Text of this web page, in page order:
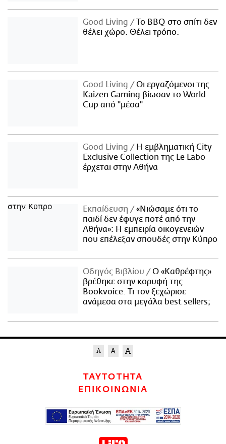
Good Living
Το BBQ στο σπίτι δεν
θέλει χώρο. Θέλει τρόπο.
Good Living
Οι εργαζόμενοι της
Kaizen Gaming βίωσαν το World
Cup από "μέσα"
Good Living
Η εμβληματική City
Exclusive Collection της Le Labo
έρχεται στην Αθήνα
Εκπαίδευση
«Νιώσαμε ότι το
παιδί δεν έφυγε ποτέ από την
Αθήνα»: Η εμπειρία οικογενειών
που επέλεξαν σπουδές στην Κύπρο
Οδηγός Βιβλίου
Ο «Καθρέφτης»
βρέθηκε στην κορυφή της
Bookvoice. Τι τον ξεχώρισε
ανάμεσα στα μεγάλα best sellers;
ΤΑΥΤΟΤΗΤΑ
ΕΠΙΚΟΙΝΩΝΙΑ